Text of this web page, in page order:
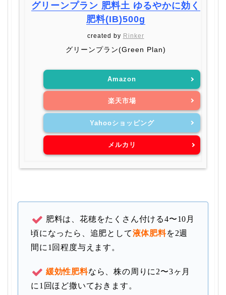
グリーンプラン 肥料土 ゆるやかに効く
肥料(IB)500g
created by Rinker
グリーンプラン(Green Plan)
Amazon
楽天市場
Yahooショッピング
メルカリ
肥料は、花穂をたくさん付ける4〜10月
頃になったら、追肥として液体肥料を2週
間に1回程度与えます。
緩効性肥料なら、株の周りに 2〜3ヶ月
に1回ほど撒いておきます。